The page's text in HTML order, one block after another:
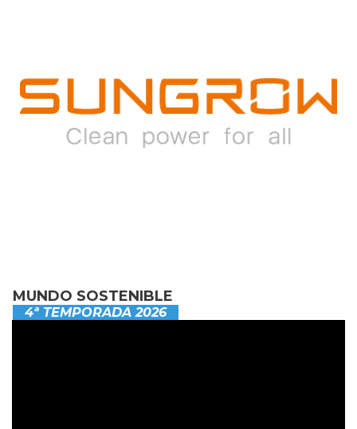
MUNDO SOSTENIBLE
4ª TEMPORADA 2026